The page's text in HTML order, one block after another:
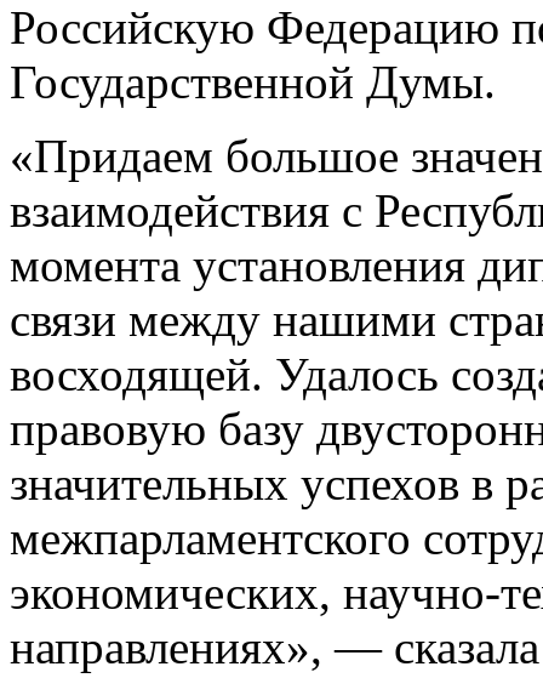
Российскую Федерацию
Государственной Думы.
«Придаем большое
взаимодействия с
момента установления
связи между нашими
восходящей. Удалось
правовую базу
значительных успехов в
межпарламентского
экономических, научно-
направлениях», —